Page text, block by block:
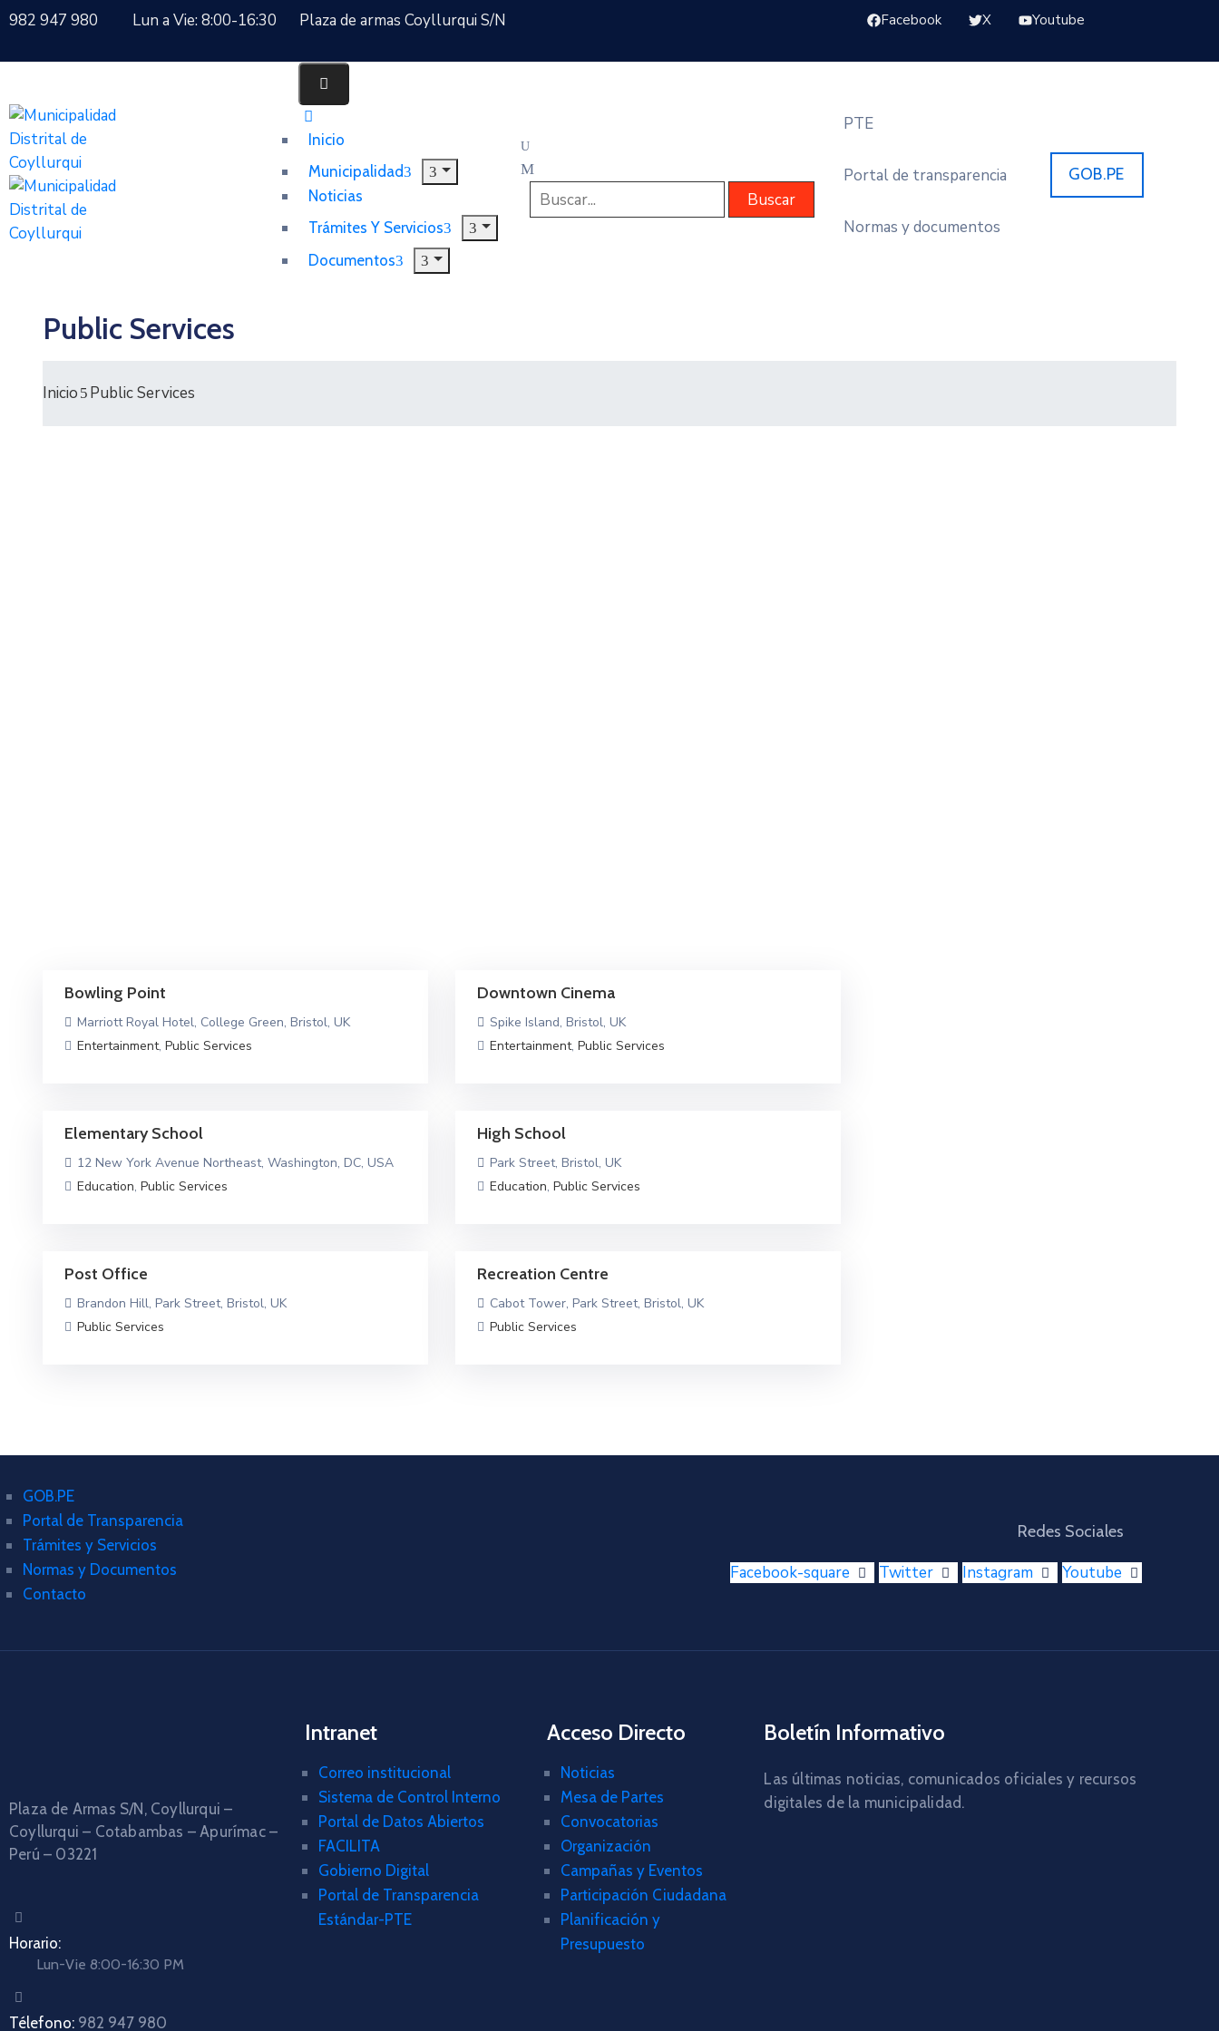
982 947 980 Lun a Vie: 8:00-16:30 Plaza de armas Coyllurqui S/N Facebook X Youtube
Inicio
Municipalidad
Noticias
Trámites Y Servicios
Documentos
PTE
Portal de transparencia
Normas y documentos
GOB.PE
Public Services
Inicio Public Services
Bowling Point
Marriott Royal Hotel, College Green, Bristol, UK
Entertainment, Public Services
Downtown Cinema
Spike Island, Bristol, UK
Entertainment, Public Services
Elementary School
12 New York Avenue Northeast, Washington, DC, USA
Education, Public Services
High School
Park Street, Bristol, UK
Education, Public Services
Post Office
Brandon Hill, Park Street, Bristol, UK
Public Services
Recreation Centre
Cabot Tower, Park Street, Bristol, UK
Public Services
GOB.PE
Portal de Transparencia
Trámites y Servicios
Normas y Documentos
Contacto
Redes Sociales
Facebook-square Twitter Instagram Youtube
Plaza de Armas S/N, Coyllurqui –
Coyllurqui – Cotabambas – Apurímac –
Perú – 03221
Horario:
Lun-Vie 8:00-16:30 PM
Télefono: 982 947 980
Intranet
Correo institucional
Sistema de Control Interno
Portal de Datos Abiertos
FACILITA
Gobierno Digital
Portal de Transparencia
Estándar-PTE
Acceso Directo
Noticias
Mesa de Partes
Convocatorias
Organización
Campañas y Eventos
Participación Ciudadana
Planificación y
Presupuesto
Boletín Informativo
Las últimas noticias, comunicados oficiales y recursos
digitales de la municipalidad.